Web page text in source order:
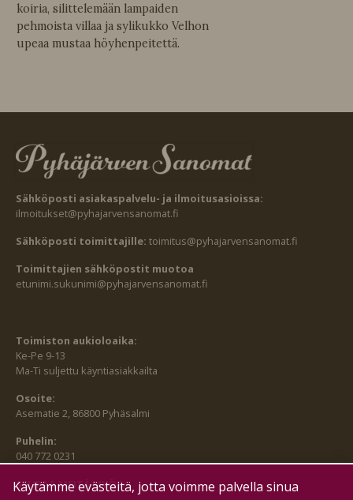
koiria, silittelemään lampaiden
pehmoista villaa ja sylikukko Velhon
upeaa mustaa höyhenpeitettä.
Sähköposti asiakaspalvelu- ja ilmoitusasioissa:
ilmoitukset@pyhajarvensanomat.fi
Sähköposti toimittajille: toimitus@pyhajarvensanomat.fi
Toimittajien sähköpostit muotoa
etunimi.sukunimi@pyhajarvensanomat.fi
Toimiston aukioloaika:
Ke-Pe 9-13
Ma-Ti suljettu käyntiasiakkailta
Osoite:
Asematie 2, 86800 Pyhäsalmi
Puhelin:
040 772 0231
SEURAA MEITÄ MYÖS:
Käytämme evästeitä, jotta voimme palvella sinua